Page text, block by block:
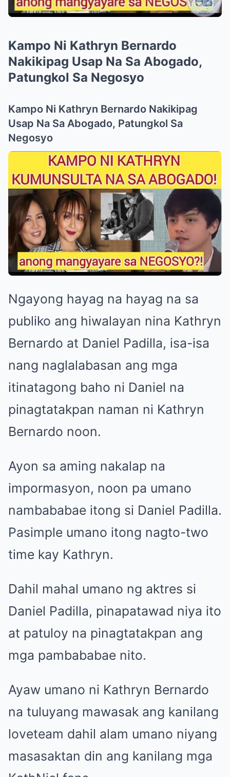
Kampo Ni Kathryn Bernardo
Nakikipag Usap Na Sa Abogado,
Patungkol Sa Negosyo
Kampo Ni Kathryn Bernardo Nakikipag
Usap Na Sa Abogado, Patungkol Sa
Negosyo
Ngayong hayag na hayag na sa
publiko ang hiwalayan nina Kathryn
Bernardo at Daniel Padilla, isa-isa
nang naglalabasan ang mga
itinatagong baho ni Daniel na
pinagtatakpan naman ni Kathryn
Bernardo noon.
Ayon sa aming nakalap na
impormasyon, noon pa umano
nambababae itong si Daniel Padilla.
Pasimple umano itong nagto-two
time kay Kathryn.
Dahil mahal umano ng aktres si
Daniel Padilla, pinapatawad niya ito
at patuloy na pinagtatakpan ang
mga pambababae nito.
Ayaw umano ni Kathryn Bernardo
na tuluyang mawasak ang kanilang
loveteam dahil alam umano niyang
masasaktan din ang kanilang mga